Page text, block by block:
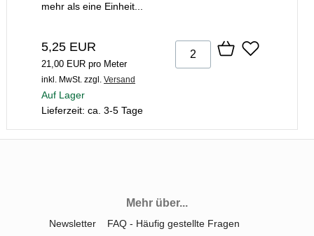
mehr als eine Einheit...
5,25 EUR
21,00 EUR pro Meter
inkl. MwSt. zzgl. Versand
Auf Lager
Lieferzeit: ca. 3-5 Tage
Mehr über...
Newsletter FAQ - Häufig gestellte Fragen